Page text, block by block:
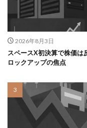
2026年8月3日
スペースX初決算で株価
ロックアップの焦点